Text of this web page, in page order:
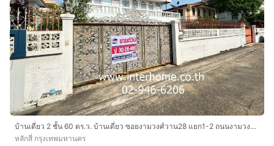
บ้านเดี่ยว 2 ชั้น 60 ตร.ว. บ้านเดี่ยว ซอยงามวงศ์วาน28 แยก1-2 ถนนงามวงศ์วาน ถนนประชาชื่น เขตหลักสี่ กรุงเทพมหานคร
หลักสี่ กรุงเทพมหานคร